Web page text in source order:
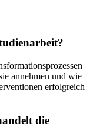
annehmen und wie
erfolgreich
die